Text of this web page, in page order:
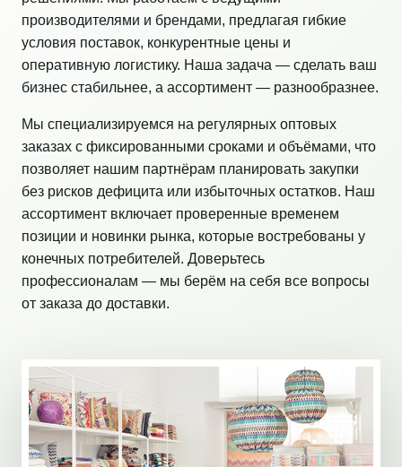
производителями и брендами, предлагая гибкие
условия поставок, конкурентные цены и
оперативную логистику. Наша задача — сделать ваш
бизнес стабильнее, а ассортимент — разнообразнее.
Мы специализируемся на регулярных оптовых
заказах с фиксированными сроками и объёмами, что
позволяет нашим партнёрам планировать закупки
без рисков дефицита или избыточных остатков. Наш
ассортимент включает проверенные временем
позиции и новинки рынка, которые востребованы у
конечных потребителей. Доверьтесь
профессионалам — мы берём на себя все вопросы
от заказа до доставки.